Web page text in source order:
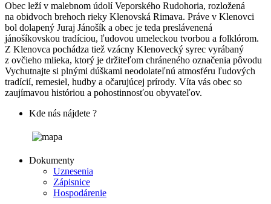
Obec leží v malebnom údolí Veporského Rudohoria, rozložená
na obidvoch brehoch rieky Klenovská Rimava. Práve v Klenovci
bol dolapený Juraj Jánošík a obec je teda preslávenená
jánošíkovskou tradíciou, ľudovou umeleckou tvorbou a folklórom.
Z Klenovca pochádza tiež vzácny Klenovecký syrec vyrábaný
z ovčieho mlieka, ktorý je držiteľom chráneného označenia pôvodu
Vychutnajte si plnými dúškami neodolateľnú atmosféru ľudových
tradícií, remesiel, hudby a očarujúcej prírody. Víta vás obec so
zaujímavou históriou a pohostinnosťou obyvateľov.
Kde nás nájdete ?
Dokumenty
Uznesenia
Zápisnice
Hospodárenie